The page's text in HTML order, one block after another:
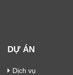
DỰ ÁN
Dịch vụ